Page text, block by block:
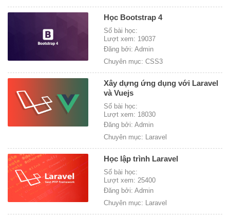
Học Bootstrap 4
Số bài học:
Lượt xem: 19037
Đăng bởi: Admin
Chuyên mục: CSS3
Xây dựng ứng dụng với Laravel
và Vuejs
Số bài học:
Lượt xem: 18030
Đăng bởi: Admin
Chuyên mục: Laravel
Học lập trình Laravel
Số bài học:
Lượt xem: 25400
Đăng bởi: Admin
Chuyên mục: Laravel